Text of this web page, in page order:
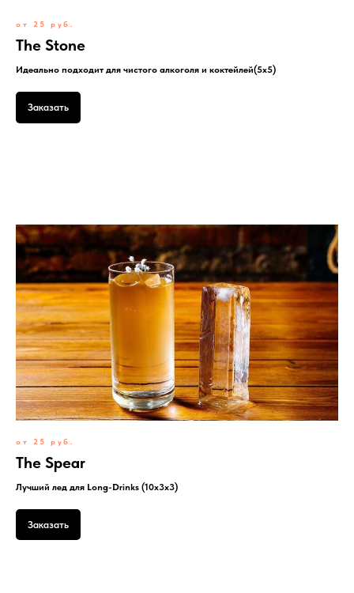
от 25 руб.
The Stone
Идеально подходит для чистого алкоголя и коктейлей(5x5)
Заказать
от 25 руб.
The Spear
Лучший лед для Long-Drinks (10x3x3)
Заказать